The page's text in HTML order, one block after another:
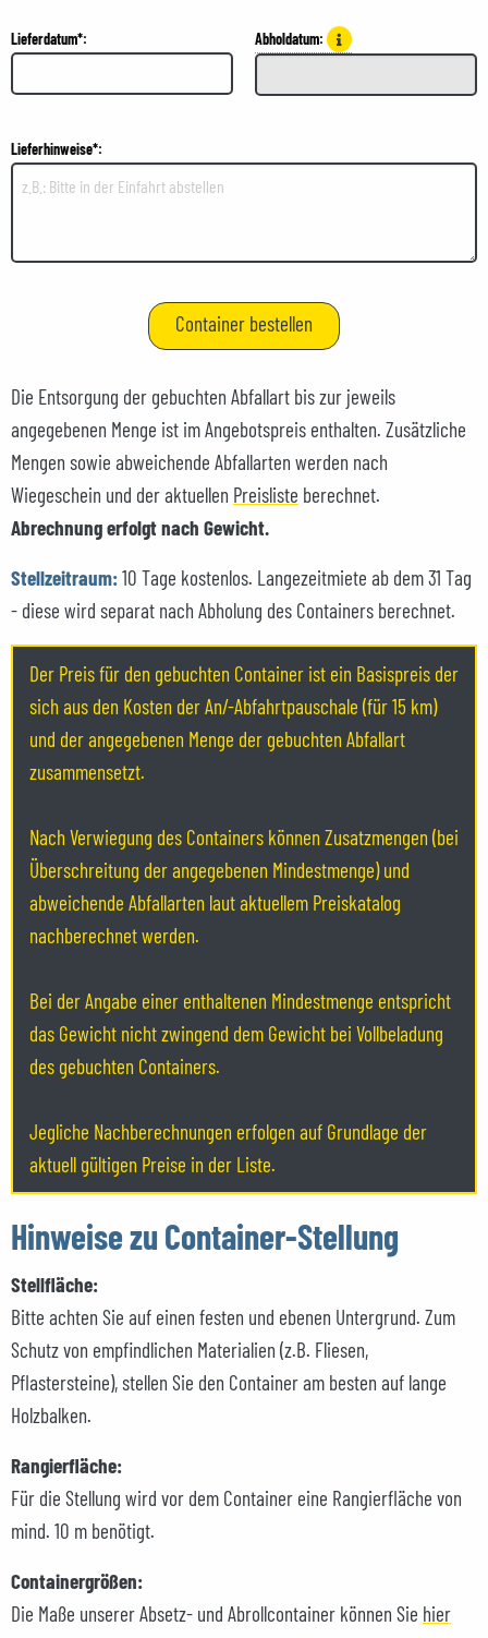
Lieferdatum*: Abholdatum:
Lieferhinweise*:
Die Entsorgung der gebuchten Abfallart bis zur jeweils
angegebenen Menge ist im Angebotspreis enthalten. Zusätzliche
Mengen sowie abweichende Abfallarten werden nach
Wiegeschein und der aktuellen Preisliste berechnet.
Abrechnung erfolgt nach Gewicht.
Stellzeitraum:10 Tage kostenlos. Langezeitmiete ab dem 31 Tag
- diese wird separat nach Abholung des Containers berechnet.
Der Preis für den gebuchten Container ist ein Basispreis der
sich aus den Kosten der An/-Abfahrtpauschale (für 15 km)
und der angegebenen Menge der gebuchten Abfallart
zusammensetzt.
Nach Verwiegung des Containers können Zusatzmengen (bei
Überschreitung der angegebenen Mindestmenge) und
abweichende Abfallarten laut aktuellem Preiskatalog
nachberechnet werden.
Bei der Angabe einer enthaltenen Mindestmenge entspricht
das Gewicht nicht zwingend dem Gewicht bei Vollbeladung
des gebuchten Containers.
Jegliche Nachberechnungen erfolgen auf Grundlage der
aktuell gültigen Preise in der Liste.
Hinweise zu Container-Stellung
Stellfläche:
Bitte achten Sie auf einen festen und ebenen Untergrund. Zum
Schutz von empfindlichen Materialien (z.B. Fliesen,
Pflastersteine), stellen Sie den Container am besten auf lange
Holzbalken.
Rangierfläche:
Für die Stellung wird vor dem Container eine Rangierfläche von
mind. 10 m benötigt.
Containergrößen:
Die Maße unserer Absetz- und Abrollcontainer können Sie hier